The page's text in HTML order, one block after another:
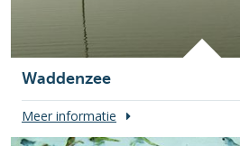
Waddenzee
Meer informatie